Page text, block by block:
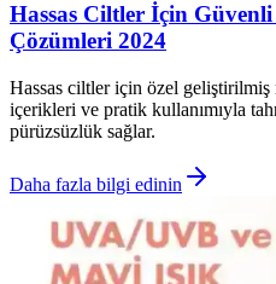
Hassas Ciltler İçin
Çözümleri 2024
Hassas ciltler için özel
içerikleri ve pratik kullanımıyla
pürüzsüzlük sağlar.
Daha fazla bilgi edinin